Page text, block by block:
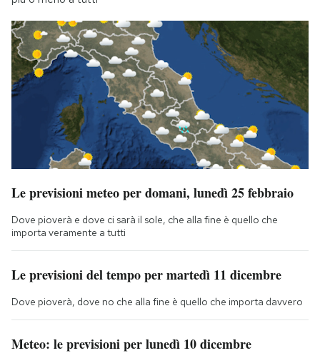
Le previsioni meteo per domani, lunedì 25 febbraio
Dove pioverà e dove ci sarà il sole, che alla fine è quello che
importa veramente a tutti
Le previsioni del tempo per martedì 11 dicembre
Dove pioverà, dove no che alla fine è quello che importa davvero
Meteo: le previsioni per lunedì 10 dicembre